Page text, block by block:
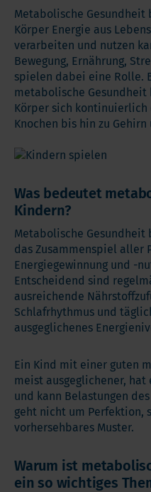
Metabolische
Körper Energie aus
verarbeiten und nutzen
Bewegung, Ernährung,
spielen dabei eine Rolle.
metabolische
Körper sich kontinuierlich
Knochen bis hin zu
Was bedeutet
Kindern?
Metabolische
das Zusammenspiel aller
Energiegewinnung und -
Entscheidend sind
ausreichende
Schlafrhythmus und
ausgeglichenes
Ein Kind mit einer guten
meist ausgeglichener,
und kann Belastungen
geht nicht um Perfektion,
vorhersehbares Muster.
Warum ist
ein so wichtiges